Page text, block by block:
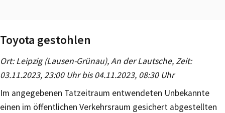
Toyota gestohlen
Ort: Leipzig (Lausen-Grünau), An der Lautsche, Zeit:
03.11.2023, 23:00 Uhr bis 04.11.2023, 08:30 Uhr
Im angegebenen Tatzeitraum entwendeten Unbekannte
einen im öffentlichen Verkehrsraum gesichert abgestellten